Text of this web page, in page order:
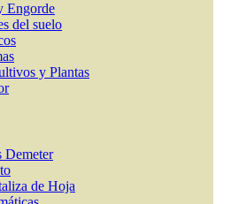
Engorde
del suelo
y Plantas
Demeter
de Hoja